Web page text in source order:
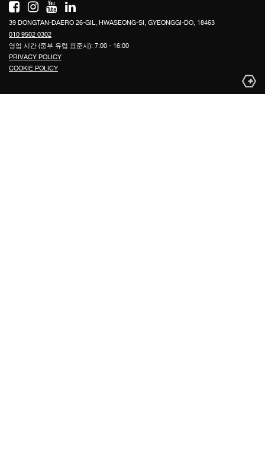
39 DONGTAN-DAERO 26-GIL, HWASEONG-SI, GYEONGGI-DO, 18463
010 9502 0302
영업 시간 (중부 유럽 표준시): 7:00 - 16:00
PRIVACY POLICY
COOKIE POLICY